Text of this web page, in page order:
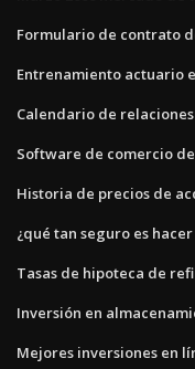
Formulario de contrato
Entrenamiento actuario
Calendario de
Software de comercio
Historia de precios de
¿qué tan seguro es
Tasas de hipoteca de
Inversión en
Mejores inversiones en